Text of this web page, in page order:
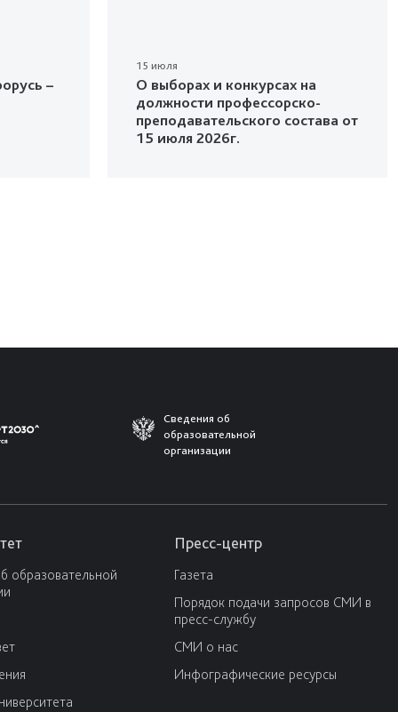
–
15 июля
О выборах и конкурсах на
должности профессорско-
преподавательского состава от
15 июля 2026г.
Сведения об
образовательной
организации
образовательной
Пресс-центр
Газета
Порядок подачи запросов СМИ в
пресс-службу
СМИ о нас
Инфографические ресурсы